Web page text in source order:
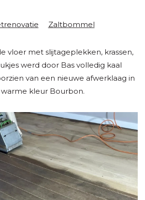
Zaltbommel
vloer met slijtageplekken, krassen,
werd door Bas volledig kaal
van een nieuwe afwerklaag in
kleur Bourbon.